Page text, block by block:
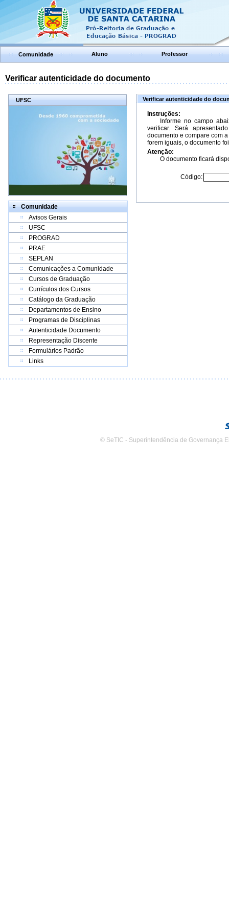
Comunidade Aluno Professor
Verificar autenticidade do documento
UFSC
Comunidade
Avisos Gerais
UFSC
PROGRAD
PRAE
SEPLAN
Comunicações a Comunidade
Cursos de Graduação
Currículos dos Cursos
Catálogo da Graduação
Departamentos de Ensino
Programas de Disciplinas
Autenticidade Documento
Representação Discente
Formulários Padrão
Links
Verificar autenticidade do
Instruções:
Informe no campo
verificar. Será
documento e compare com
forem iguais, o documento
Atenção:
O documento ficará
Código:
© SeTIC - Superintendência de Governança